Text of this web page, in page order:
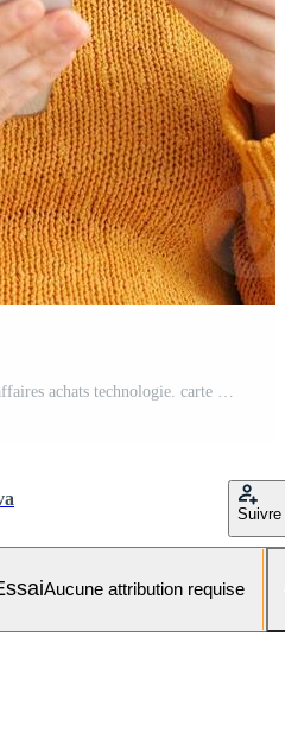
Suivre
Aucune attribution requise